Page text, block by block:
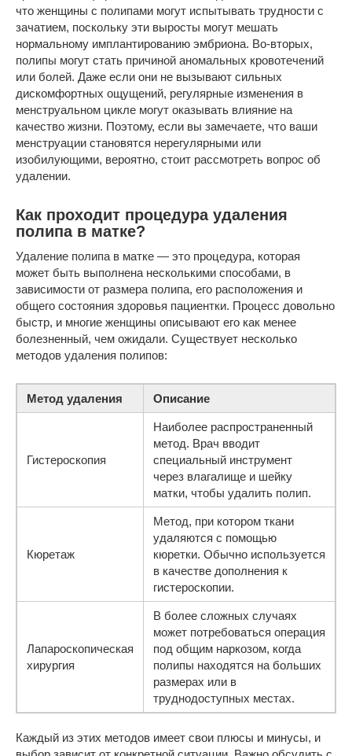
что женщины с полипами могут испытывать трудности с
зачатием, поскольку эти выросты могут мешать
нормальному имплантированию эмбриона. Во-вторых,
полипы могут стать причиной аномальных кровотечений
или болей. Даже если они не вызывают сильных
дискомфортных ощущений, регулярные изменения в
менструальном цикле могут оказывать влияние на
качество жизни. Поэтому, если вы замечаете, что ваши
менструации становятся нерегулярными или
изобилующими, вероятно, стоит рассмотреть вопрос об
удалении.
Как проходит процедура удаления
полипа в матке?
Удаление полипа в матке — это процедура, которая
может быть выполнена несколькими способами, в
зависимости от размера полипа, его расположения и
общего состояния здоровья пациентки. Процесс довольно
быстр, и многие женщины описывают его как менее
болезненный, чем ожидали. Существует несколько
методов удаления полипов:
Метод удаления Описание
Гистероскопия
Наиболее распространенный
метод. Врач вводит
специальный инструмент
через влагалище и шейку
матки, чтобы удалить полип.
Кюретаж
Метод, при котором ткани
удаляются с помощью
кюретки. Обычно используется
в качестве дополнения к
гистероскопии.
Лапароскопическая
хирургия
В более сложных случаях
может потребоваться операция
под общим наркозом, когда
полипы находятся на больших
размерах или в
труднодоступных местах.
Каждый из этих методов имеет свои плюсы и минусы, и